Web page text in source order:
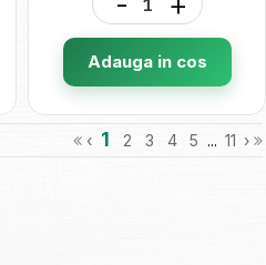
Adauga in cos
‹ 1 2 3 4 5 ... 11 ›